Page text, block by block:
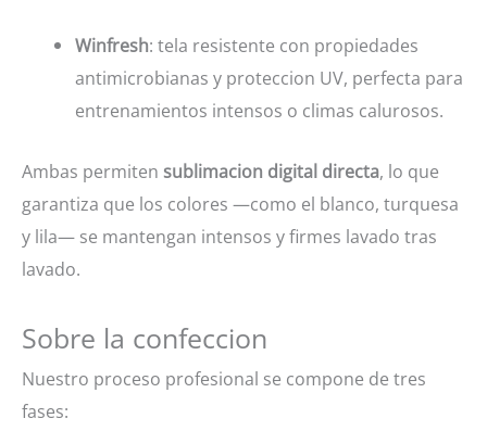
Winfresh: tela resistente con propiedades
antimicrobianas y proteccion UV, perfecta para
entrenamientos intensos o climas calurosos.
Ambas permiten sublimacion digital directa, lo que
garantiza que los colores —como el blanco, turquesa
y lila— se mantengan intensos y firmes lavado tras
lavado.
Sobre la confeccion
Nuestro proceso profesional se compone de tres
fases: